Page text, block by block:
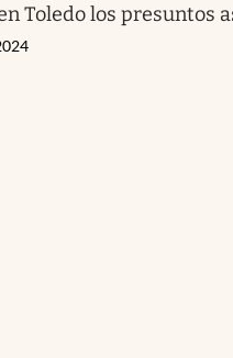
Toledo los presuntos